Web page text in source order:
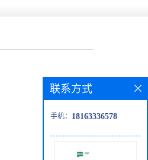
联系方式
手机： 18163336578